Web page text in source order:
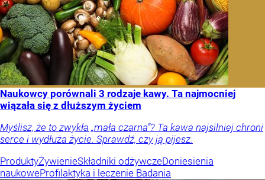
Naukowcy porównali 3 rodzaje kawy. Ta najmocniej
wiązała się z dłuższym życiem
Myślisz, że to zwykła „mała czarna”? Ta kawa najsilniej chroni
serce i wydłuża życie. Sprawdź, czy ją pijesz.
ProduktyŻywienieSkładniki odżywczeDoniesienia
naukoweProfilaktyka i leczenie Badania